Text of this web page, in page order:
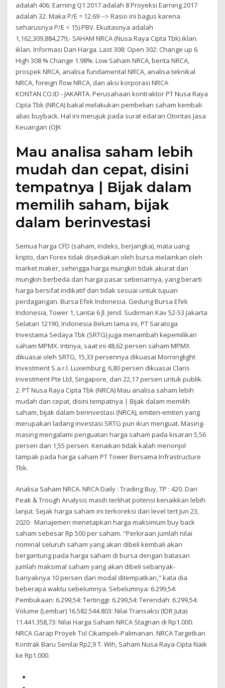
adalah 406. Earning Q1 2017 adalah 8 Proyeksi Earning 2017
adalah 32. Maka P/E = 12.69 --> Rasio ini bagus karena
seharusnya P/E < 15) PBV. Ekuitasnya adalah
1,162,309,884,279,- SAHAM NRCA (Nusa Raya Cipta Tbk) iklan.
iklan. Informasi Dan Harga. Last 308: Open 302: Change up 6.
High 308 % Change 1.98%: Low Saham NRCA, berita NRCA,
prospek NRCA, analisa fundamental NRCA, analisa teknikal
NRCA, foreign flow NRCA, dan aksi korporasi NRCA
KONTAN.CO.ID - JAKARTA. Perusahaan kontraktor PT Nusa Raya
Cipta Tbk (NRCA) bakal melakukan pembelian saham kembali
alias buyback. Hal ini merujuk pada surat edaran Otoritas Jasa
Keuangan (OJK
Mau analisa saham lebih
mudah dan cepat, disini
tempatnya | Bijak dalam
memilih saham, bijak
dalam berinvestasi
Semua harga CFD (saham, indeks, berjangka), mata uang
kripto, dan Forex tidak disediakan oleh bursa melainkan oleh
market maker, sehingga harga mungkin tidak akurat dan
mungkin berbeda dari harga pasar sebenarnya, yang berarti
harga bersifat indikatif dan tidak sesuai untuk tujuan
perdagangan. Bursa Efek Indonesia. Gedung Bursa Efek
Indonesia, Tower 1, Lantai 6 Jl. Jend. Sudirman Kav 52-53 Jakarta
Selatan 12190, Indonesia Belum lama ini, PT Saratoga
Investama Sedaya Tbk (SRTG) juga menambah kepemilikan
saham MPMX. Intinya, saat ini 48,62 persen saham MPMX
dikuasai oleh SRTG, 15,33 persennya dikuasai Morninglight
Investment S.a.r.l. Luxemburg, 6,80 persen dikuasai Claris
Investment Pte Ltd, Singapore, dan 22,17 persen untuk publik.
2. PT Nusa Raya Cipta Tbk (NRCA) Mau analisa saham lebih
mudah dan cepat, disini tempatnya | Bijak dalam memilih
saham, bijak dalam berinvestasi (NRCA), emiten-emiten yang
merupakan ladang investasi SRTG pun ikun menguat. Masing-
masing mengalami penguatan harga saham pada kisaran 5,56
persen dan 1,55 persen. Kenaikan tidak kalah menonjol
tampak pada harga saham PT Tower Bersama Infrastructure
Tbk.
Analisa Saham NRCA. NRCA Daily : Trading Buy, TP : 420. Dari
Peak & Trough Analysis masih terlihat potensi kenaikkan lebih
lanjut. Sejak harga saham ini terkoreksi dari level tert Jun 23,
2020 · Manajemen menetapkan harga maksimum buy back
saham sebesar Rp 500 per saham. "Perkiraan jumlah nilai
nominal seluruh saham yang akan dibeli kembali akan
bergantung pada harga saham di bursa dengan batasan
jumlah maksimal saham yang akan dibeli sebanyak-
banyaknya 10 persen dari modal ditempatkan," kata dia
beberapa waktu sebelumnya. Sebelumnya: 6.299,54:
Pembukaan: 6.299,54: Tertinggi: 6.299,54: Terendah: 6.299,54:
Volume (Lembar) 16.582.544.803: Nilai Transaksi (IDR Juta)
11.441.358,73: Nilai Harga Saham NRCA Stagnan di Rp1.000.
NRCA Garap Proyek Tol Cikampek-Palimanan. NRCA Targetkan
Kontrak Baru Senilai Rp2,9 T. Wih, Saham Nusa Raya Cipta Naik
ke Rp1.000.